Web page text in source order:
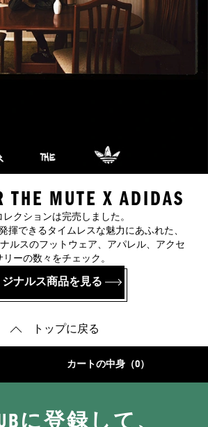
THE MUTE X ADIDAS
レクションは完売しました。
揮できるタイムレスな魅力にあふれた、
ルスのフットウェア、アパレル、アクセ
リーの数々をチェック。
ナルス商品を見る
トップに戻る
カートの中身（0）
に登録して、